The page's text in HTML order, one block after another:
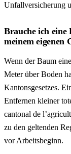
Unfallversicherung
Brauche ich eine
meinem eigenen
Wenn der Baum
Meter über Boden
Kantonsgesetzes.
Entfernen kleiner
cantonal de
zu den geltenden
vor Arbeitsbeginn.